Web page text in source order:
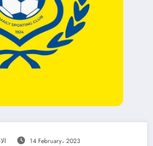
14 February، 2023